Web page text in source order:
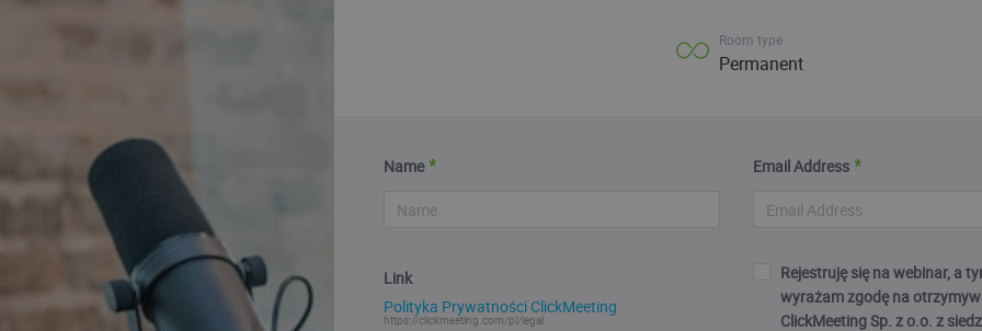
Room type
Permanent
Name Email Address
Link
Polityka Prywatności ClickMeeting
https://clickmeeting.com/pl/legal
Rejestruję się na webinar, a
wyrażam zgodę na
ClickMeeting Sp. z o.o. z